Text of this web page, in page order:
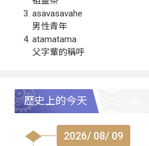
asavasavahe
男性青年
atamatama
父字輩的稱呼
歷史上的今天
2026/ 08/ 09